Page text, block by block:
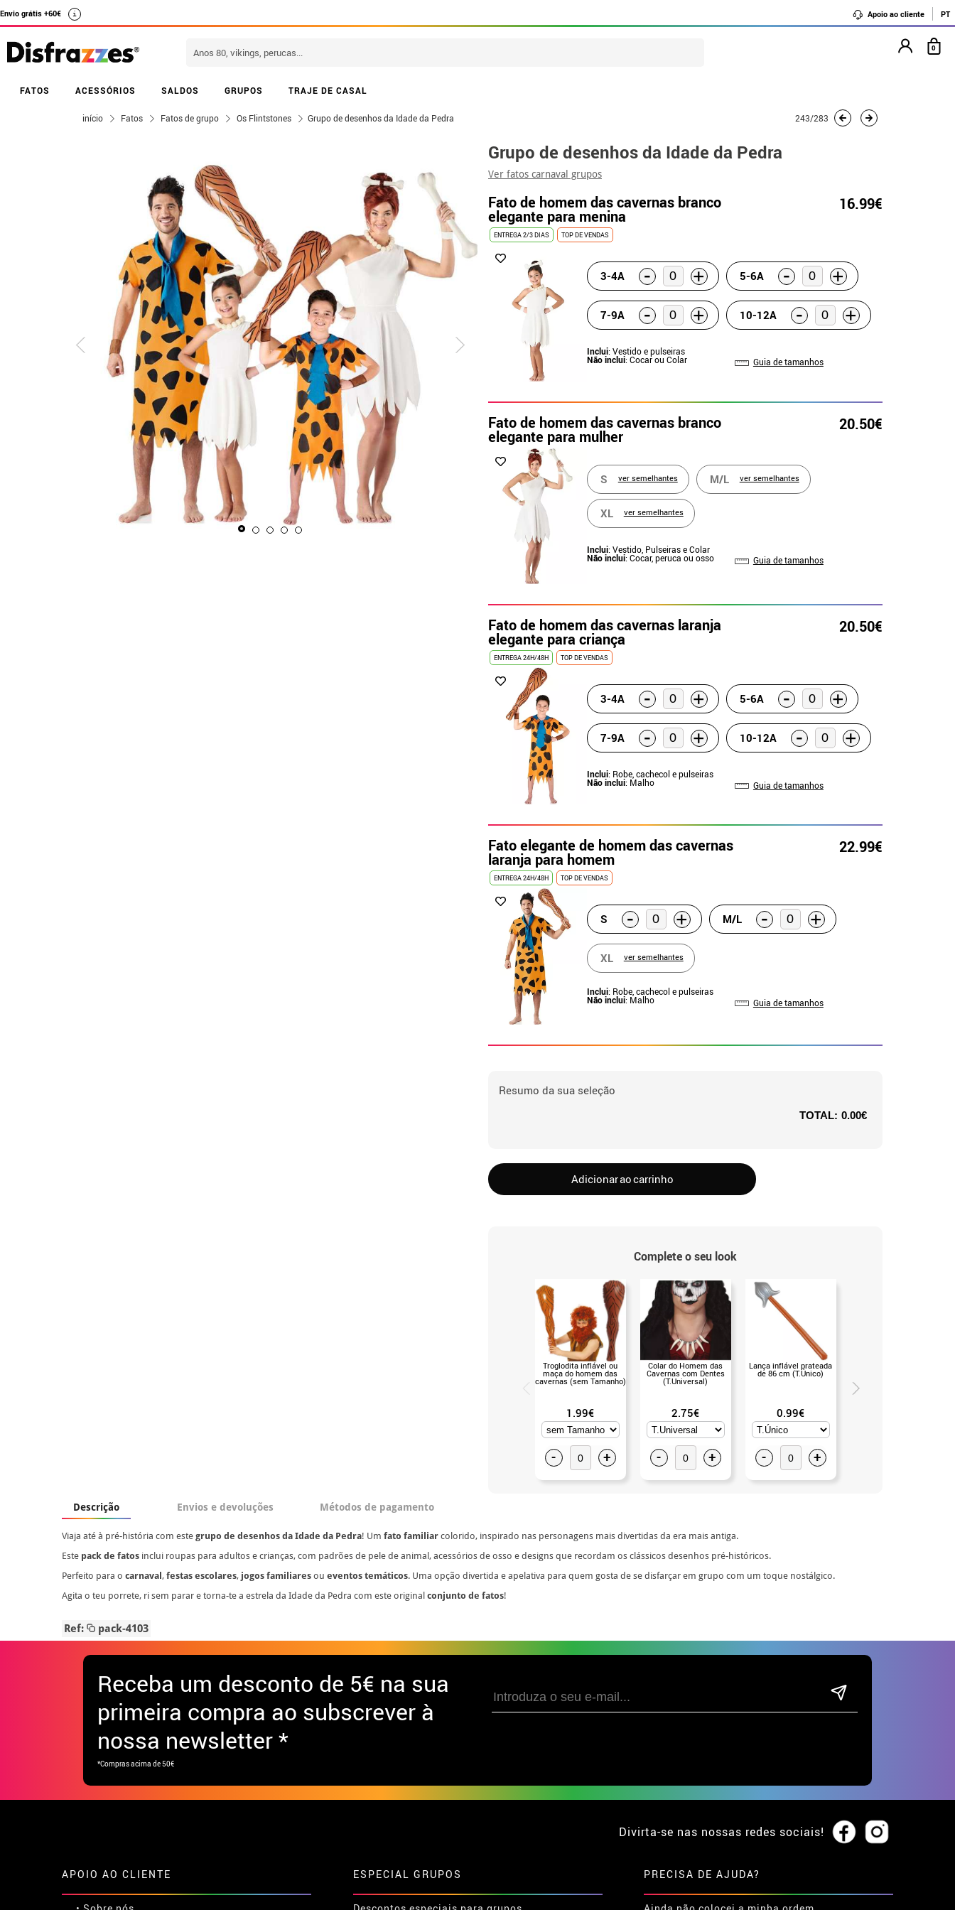
Envio grátis +60€ i Apoio ao cliente PT
FATOS ACESSÓRIOS SALDOS GRUPOS TRAJE DE CASAL
0
início Fatos Fatos de grupo Os Flintstones Grupo de desenhos da Idade da Pedra 243/283
Grupo de desenhos da Idade da Pedra
Ver fatos carnaval grupos
Fato de homem das cavernas branco
elegante para menina
16.99€
ENTREGA 2/3 DIAS TOP DE VENDAS
3-4A - + 5-6A - +
7-9A - + 10-12A - +
Inclui: Vestido e pulseiras
Não inclui: Cocar ou Colar Guia de tamanhos
Fato de homem das cavernas branco
elegante para mulher
20.50€
S ver semelhantes M/L ver semelhantes
XL ver semelhantes
Inclui: Vestido, Pulseiras e Colar
Não inclui: Cocar, peruca ou osso Guia de tamanhos
Fato de homem das cavernas laranja
elegante para criança
20.50€
ENTREGA 24H/48H TOP DE VENDAS
3-4A - + 5-6A - +
7-9A - + 10-12A - +
Inclui: Robe, cachecol e pulseiras
Não inclui: Malho Guia de tamanhos
Fato elegante de homem das cavernas
laranja para homem
22.99€
ENTREGA 24H/48H TOP DE VENDAS
S - + M/L - +
XL ver semelhantes
Inclui: Robe, cachecol e pulseiras
Não inclui: Malho Guia de tamanhos
Resumo da sua seleção
TOTAL: 0.00€
Adicionar ao carrinho
Complete o seu look
Troglodita inflável ou
maça do homem das
cavernas (sem Tamanho)
1.99€
- +
Colar do Homem das
Cavernas com Dentes
(T.Universal)
2.75€
- +
Lança inflável prateada
de 86 cm (T.Único)
0.99€
- +
Descrição Envios e devoluções Métodos de pagamento
Viaja até à pré-história com este grupo de desenhos da Idade da Pedra! Um fato familiar colorido, inspirado nas personagens mais divertidas da era mais antiga.
Este pack de fatos inclui roupas para adultos e crianças, com padrões de pele de animal, acessórios de osso e designs que recordam os clássicos desenhos pré-históricos.
Perfeito para o carnaval , festas escolares, jogos familiares ou eventos temáticos. Uma opção divertida e apelativa para quem gosta de se disfarçar em grupo com um toque nostálgico.
Agita o teu porrete, ri sem parar e torna-te a estrela da Idade da Pedra com este original conjunto de fatos!
Ref: pack-4103
Receba um desconto de 5€ na sua
primeira compra ao subscrever à
nossa newsletter *
*Compras acima de 50€
Divirta-se nas nossas redes sociais!
APOIO AO CLIENTE ESPECIAL GRUPOS PRECISA DE AJUDA?